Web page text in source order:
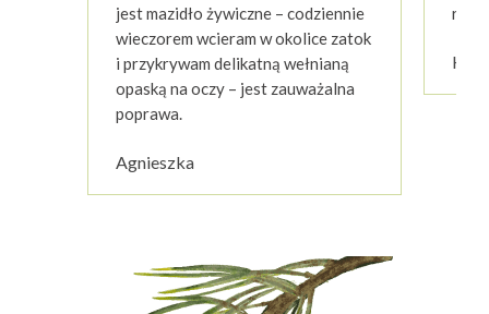
jest mazidło żywiczne – codziennie
wieczorem wcieram w okolice zatok
i przykrywam delikatną wełnianą
opaską na oczy – jest zauważalna
poprawa.
Agnieszka